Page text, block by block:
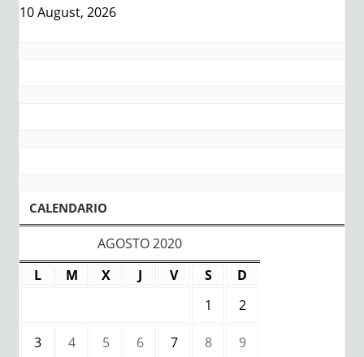
10 August, 2026
CALENDARIO
AGOSTO 2020
L
M X J V S
D
1
2
3 4 5 6 7 8 9